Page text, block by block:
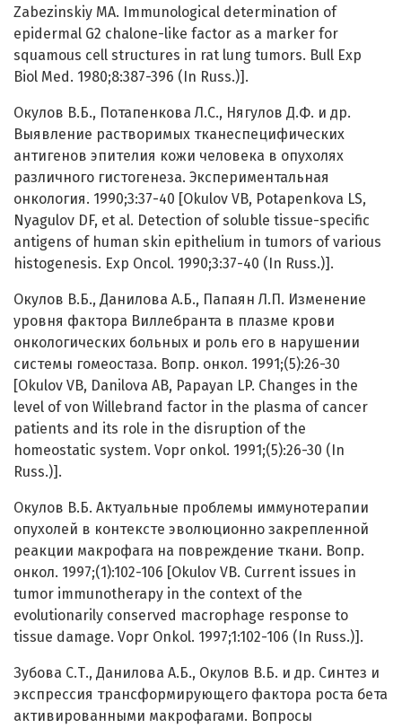
Zabezinskiy MA. Immunological determination of
epidermal G2 chalone-like factor as a marker for
squamous cell structures in rat lung tumors. Bull Exp
Biol Med. 1980;8:387-396 (In Russ.)].
Окулов В.Б., Потапенкова Л.С., Нягулов Д.Ф. и др.
Выявление растворимых тканеспецифических
антигенов эпителия кожи человека в опухолях
различного гистогенеза. Экспериментальная
онкология. 1990;3:37-40 [Okulov VB, Potapenkova LS,
Nyagulov DF, et al. Detection of soluble tissue-specific
antigens of human skin epithelium in tumors of various
histogenesis. Exp Oncol. 1990;3:37-40 (In Russ.)].
Окулов В.Б., Данилова А.Б., Папаян Л.П. Изменение
уровня фактора Виллебранта в плазме крови
онкологических больных и роль его в нарушении
системы гомеостаза. Вопр. онкол. 1991;(5):26-30
[Okulov VB, Danilova AB, Papayan LP. Changes in the
level of von Willebrand factor in the plasma of cancer
patients and its role in the disruption of the
homeostatic system. Vopr onkol. 1991;(5):26-30 (In
Russ.)].
Окулов В.Б. Актуальные проблемы иммунотерапии
опухолей в контексте эволюционно закрепленной
реакции макрофага на повреждение ткани. Вопр.
онкол. 1997;(1):102-106 [Okulov VB. Current issues in
tumor immunotherapy in the context of the
evolutionarily conserved macrophage response to
tissue damage. Vopr Onkol. 1997;1:102-106 (In Russ.)].
Зубова С.Т., Данилова А.Б., Окулов В.Б. и др. Синтез и
экспрессия трансформирующего фактора роста бета
активированными макрофагами. Вопросы